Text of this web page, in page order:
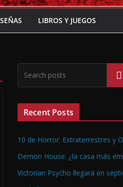
LIBROS Y JUEGOS
Recent Posts
10 de Horror: Extraterrestres y
Demon House: ¿la casa más
Victorian Psycho llegará en